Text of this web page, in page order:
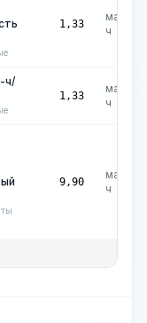
1,33
маш.-
ч
ч/
1,33
маш.-
ч
9,90
маш.-
ч